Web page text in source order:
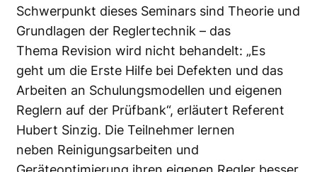
Schwerpunkt dieses Seminars sind Theorie und
Grundlagen der Reglertechnik – das
Thema Revision wird nicht behandelt: „Es
geht um die Erste Hilfe bei Defekten und das
Arbeiten an Schulungsmodellen und eigenen
Reglern auf der Prüfbank“, erläutert Referent
Hubert Sinzig. Die Teilnehmer lernen
neben Reinigungsarbeiten und